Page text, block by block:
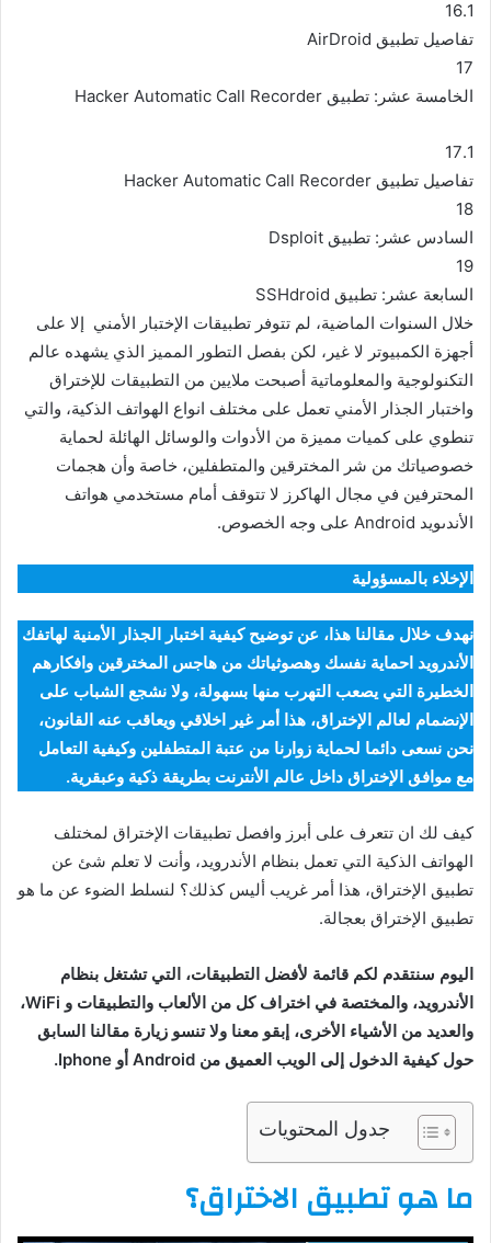
16.1
تفاصيل تطبيق AirDroid
17
الخامسة عشر: تطبيق Hacker Automatic Call Recorder
17.1
تفاصيل تطبيق Hacker Automatic Call Recorder
18
السادس عشر: تطبيق Dsploit
19
السابعة عشر: تطبيق SSHdroid
خلال السنوات الماضية، لم تتوفر تطبيقات الإختبار الأمني إلا على
أجهزة الكمبيوتر لا غير، لكن بفصل التطور المميز الذي يشهده عالم
التكنولوجية والمعلوماتية أصبحت ملايين من التطبيقات للإختراق
واختبار الجذار الأمني تعمل على مختلف انواع الهواتف الذكية، والتي
تنطوي على كميات مميزة من الأدوات والوسائل الهائلة لحماية
خصوصياتك من شر المخترقين والمتطفلين، خاصة وأن هجمات
المحترفين في مجال الهاكرز لا تتوقف أمام مستخدمي هواتف
الأندىويد Android على وجه الخصوص.
الإخلاء بالمسؤولية
نهدف خلال مقالنا هذا، عن توضيح كيفية اختبار الجذار الأمنية لهاتفك
الأندرويد احماية نفسك وهصوثياتك من هاجس المخترقين وافكارهم
الخطيرة التي يصعب التهرب منها بسهولة، ولا نشجع الشباب على
الإنضمام لعالم الإختراق، هذا أمر غير اخلاقي ويعاقب عنه القانون،
نحن نسعى دائما لحماية زوارنا من عتبة المتطفلين وكيفية التعامل
مع موافق الإختراق داخل عالم الأنترنت بطريقة ذكية وعبقرية.
كيف لك ان تتعرف على أبرز وافصل تطبيقات الإختراق لمختلف
الهواتف الذكية التي تعمل بنظام الأندرويد، وأنت لا تعلم شئ عن
تطبيق الإختراق، هذا أمر غريب أليس كذلك؟ لنسلط الضوء عن ما هو
تطبيق الإختراق بعجالة.
اليوم سنتقدم لكم قائمة لأفضل التطبيقات، التي تشتغل بنظام
الأندرويد، والمختصة في اختراف كل من الألعاب والتطبيقات و WiFi،
والعديد من الأشياء الأخرى، إبقو معنا ولا تنسو زيارة مقالنا السابق
حول كيفية الدخول إلى الويب العميق من Android أو Iphone.
جدول المحتويات
ما هو تطبيق الاختراق؟